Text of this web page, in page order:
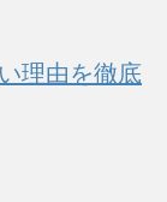
理由を徹底